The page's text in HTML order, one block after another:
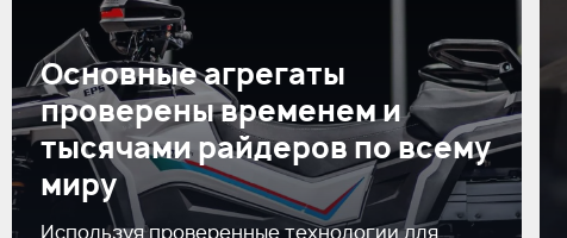
Основные агрегаты
проверены временем и
тысячами райдеров по всему
миру
Используя проверенные технологии для